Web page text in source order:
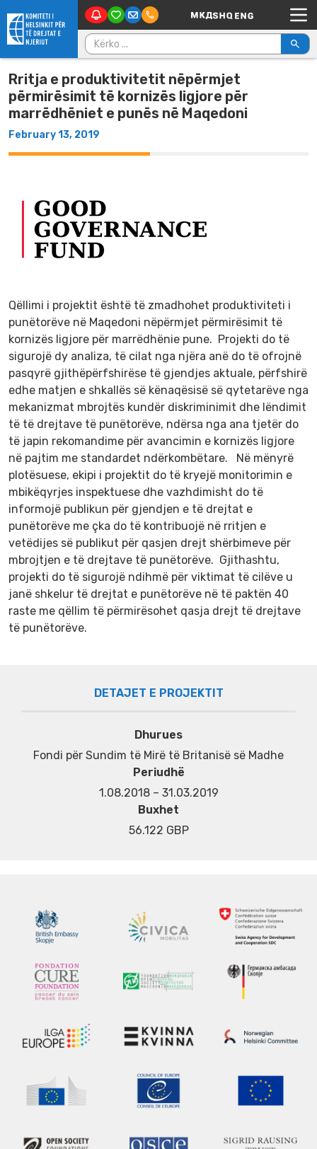
Skip to content Main Navigation
Kërko për:
Rritja e produktivitetit nëpërmjet
përmirësimit të kornizës ligjore për
marrëdhëniet e punës në Maqedoni
February 13, 2019
Qëllimi i projektit është të zmadhohet produktiviteti i
punëtorëve në Maqedoni nëpërmjet përmirësimit të
kornizës ligjore për marrëdhënie pune. Projekti do të
sigurojë dy analiza, të cilat nga njëra anë do të ofrojnë
pasqyrë gjithëpërfshirëse të gjendjes aktuale, përfshirë
edhe matjen e shkallës së kënaqësisë së qytetarëve nga
mekanizmat mbrojtës kundër diskriminimit dhe lëndimit
të të drejtave të punëtorëve, ndërsa nga ana tjetër do
të japin rekomandime për avancimin e kornizës ligjore
në pajtim me standardet ndërkombëtare. Në mënyrë
plotësuese, ekipi i projektit do të kryejë monitorimin e
mbikëqyrjes inspektuese dhe vazhdimisht do të
informojë publikun për gjendjen e të drejtat e
punëtorëve me çka do të kontribuojë në rritjen e
vetëdijes së publikut për qasjen drejt shërbimeve për
mbrojtjen e të drejtave të punëtorëve. Gjithashtu,
projekti do të sigurojë ndihmë për viktimat të cilëve u
janë shkelur të drejtat e punëtorëve në të paktën 40
raste me qëllim të përmirësohet qasja drejt të drejtave
të punëtorëve.
DETAJET E PROJEKTIT
Dhurues
Fondi për Sundim të Mirë të Britanisë së Madhe
Periudhë
1.08.2018 – 31.03.2019
Buxhet
56.122 GBP